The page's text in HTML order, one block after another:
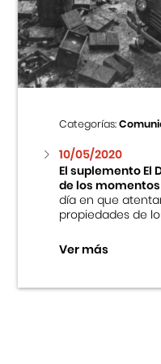
Categorías:
10/05/2020
El suplemento El
de los
día en que
propiedades de
Ver más